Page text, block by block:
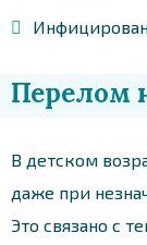
Перелом
В детском
даже при
Это связано с